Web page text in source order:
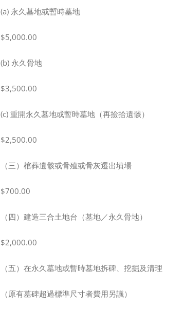
(a) 永久墓地或暫時墓地
$5,000.00
(b) 永久骨地
$3,500.00
(c) 重開永久墓地或暫時墓地（再撿拾遺骸）
$2,500.00
（三）棺葬遺骸或骨殖或骨灰遷出墳場
$700.00
（四）建造三合土地台（墓地／永久骨地）
$2,000.00
（五）在永久墓地或暫時墓地拆碑、挖掘及清理
（原有墓碑超過標準尺寸者費用另議）